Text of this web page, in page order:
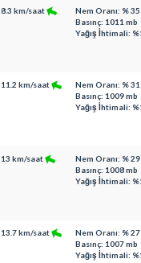
8.3 km/saat
Nem Oranı: % 35
Basınç: 1011 mb
Yağış İhtimali:
11.2 km/saat
Nem Oranı: % 31
Basınç: 1009 mb
Yağış İhtimali:
13 km/saat
Nem Oranı: % 29
Basınç: 1008 mb
Yağış İhtimali:
13.7 km/saat
Nem Oranı: % 27
Basınç: 1007 mb
Yağış İhtimali: